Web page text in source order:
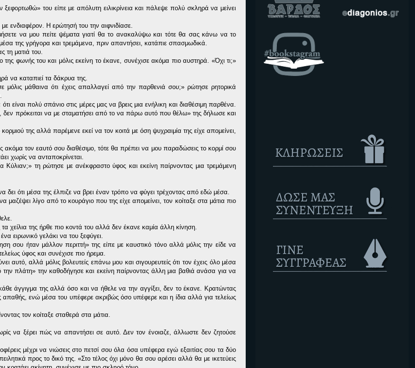
του είπε με απόλυτη ειλικρίνεια και πάλεψε πολύ σκληρά να μείνει
ενδιαφέρον. Η ερώτησή του την αιφνιδίασε.
να μου πείτε ψέματα γιατί θα το ανακαλύψω και τότε θα σας κάνω να το
της γρήγορα και τρεμάμενα, πριν απαντήσει, κατάπιε σπασμωδικά.
τη ματιά του.
φωνής του και μόλις εκείνη το έκανε, συνέχισε ακόμα πιο αυστηρά. «Όχι τι;»
να καταπιεί τα δάκρυα της.
μάθαινα ότι έχεις απαλλαγεί από την παρθενιά σου;» ρώτησε ρητορικά
είναι πολύ σπάνιο στις μέρες μας να βρεις μια ενήλικη και διαθέσιμη παρθένα.
δεν πρόκειται να με σταματήσει από το να πάρω αυτό που θέλω» της δήλωσε και
της αλλά παρέμενε εκεί να τον κοιτά με όση ψυχραιμία της είχε απομείνει,
τον εαυτό σου διαθέσιμο, τότε θα πρέπει να μου παραδώσεις το κορμί σου
χωρίς να ανταποκρίνεται.
τη ρώτησε με ανέκφραστο ύφος και εκείνη παίρνοντας μια τρεμάμενη
ότι μέσα της έλπιζε να βρει έναν τρόπο να φύγει τρέχοντας από εδώ μέσα.
μαζέψει λίγο από το κουράγιο που της είχε απομείνει, τον κοίταξε στα μάτια πιο
χείλια της ήρθε πιο κοντά του αλλά δεν έκανε καμία άλλη κίνηση.
ειρωνικό γελάκι να του ξεφύγει.
σου ήταν μάλλον περιττή» της είπε με καυστικό τόνο αλλά μόλις την είδε να
ύφος και συνέχισε πιο ήρεμα.
αυτό, αλλά μόλις βολευτείς επάνω μου και σιγουρευτείς ότι τον έχεις όλο μέσα
πλάτη» την καθοδήγησε και εκείνη παίρνοντας άλλη μια βαθιά ανάσα για να
άγγιγμα της αλλά όσο και να ήθελε να την αγγίξει, δεν το έκανε. Κρατώντας
ενώ μέσα του υπέφερε ακριβώς όσο υπέφερε και η ίδια αλλά για τελείως
τον κοίταξε σταθερά στα μάτια.
να ξέρει πώς να απαντήσει σε αυτό. Δεν τον ένοιαζε, άλλωστε δεν ζητούσε
μέχρι να νιώσεις στο πετσί σου όλα όσα υπέφερα εγώ εξαιτίας σου τα δύο
προς το δικό της. «Στο τέλος όχι μόνο θα σου αρέσει αλλά θα με ικετεύεις